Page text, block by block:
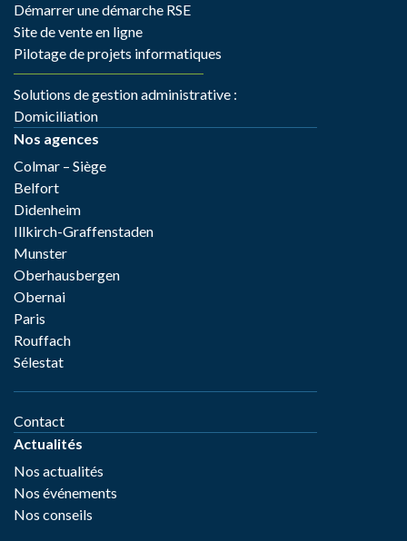
Démarrer une démarche RSE
Site de vente en ligne
Pilotage de projets informatiques
Solutions de gestion administrative :
Domiciliation
Nos agences
Colmar – Siège
Belfort
Didenheim
Illkirch-Graffenstaden
Munster
Oberhausbergen
Obernai
Paris
Rouffach
Sélestat
Contact
Actualités
Nos actualités
Nos événements
Nos conseils